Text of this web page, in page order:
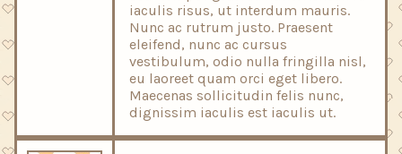
iaculis risus, ut interdum mauris.
Nunc ac rutrum justo. Praesent
eleifend, nunc ac cursus
vestibulum, odio nulla fringilla nisl,
eu laoreet quam orci eget libero.
Maecenas sollicitudin felis nunc,
dignissim iaculis est iaculis ut.